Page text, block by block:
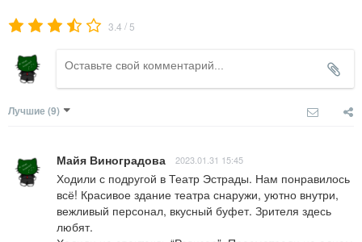
3.4 / 5
Лучшие (9)
Майя Виноградова 2023.01.31 15:45
Ходили с подругой в Театр Эстрады. Нам понравилось
всё! Красивое здание театра снаружи, уютно внутри,
вежливый персонал, вкусный буфет. Зрителя здесь
любят.